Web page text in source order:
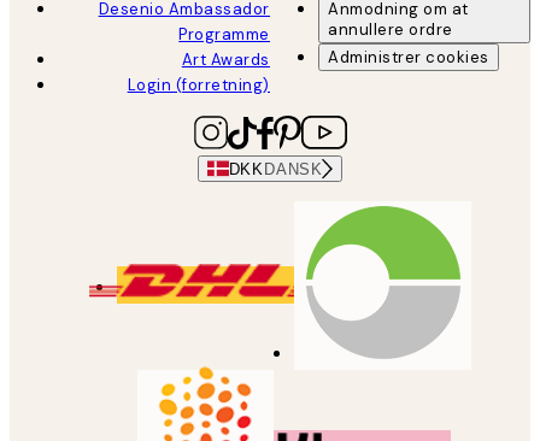
Desenio Ambassador
Programme
Art Awards
Login (forretning)
Anmodning om at
annullere ordre
Administrer cookies
DKK DANSK